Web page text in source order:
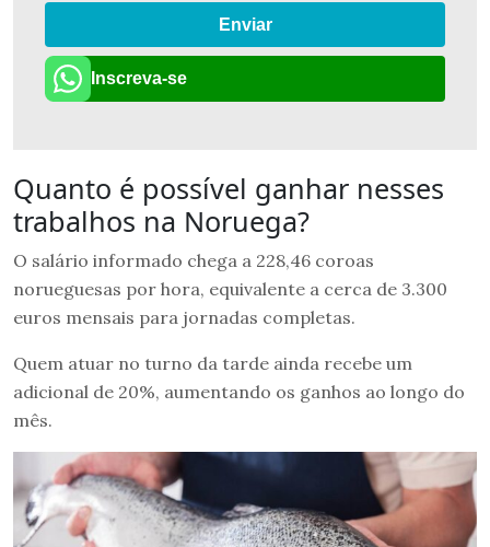
Enviar
Inscreva-se
Quanto é possível ganhar nesses
trabalhos na Noruega?
O salário informado chega a 228,46 coroas
norueguesas por hora, equivalente a cerca de 3.300
euros mensais para jornadas completas.
Quem atuar no turno da tarde ainda recebe um
adicional de 20%, aumentando os ganhos ao longo do
mês.